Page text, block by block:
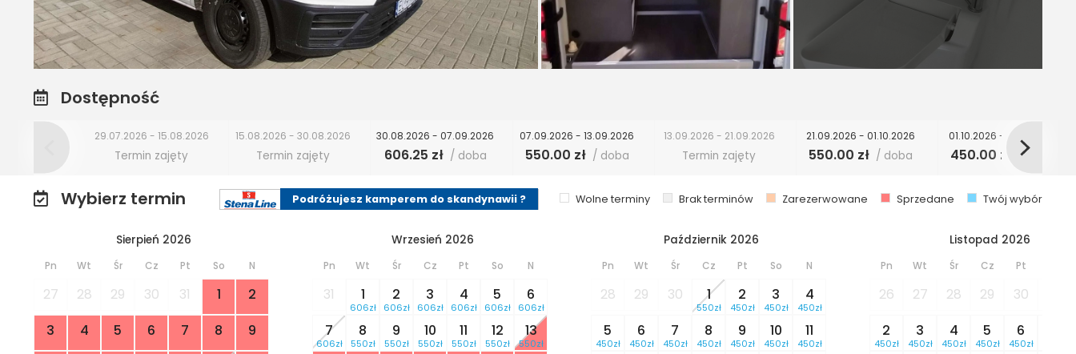
Dostępność
29.07.2026 - 15.08.2026
Termin zajęty
15.08.2026 - 30.08.2026
Termin zajęty
30.08.2026 - 07.09.2026
606.25 zł / doba
07.09.2026 - 13.09.2026
550.00 zł / doba
13.09.2026 - 21.09.2026
Termin zajęty
21.09.2026 - 01.10.2026
550.00 zł / doba
01.10.2026 - 20.12.2026
450.00 zł / doba
Wybierz termin Podróżujesz kamperem do skandynawii ? Wolne terminy Brak terminów Zarezerwowane Sprzedane Twój wybór
Sierpień 2026
Pn Wt Śr Cz Pt So N
27 28 29 30 31 1
2
3
4 5 6 7 8
9
Wrzesień 2026
Pn Wt Śr Cz Pt So N
31 1
606zł
2
606zł
3
606zł
4
606zł
5
606zł
6
606zł
7
606zł
8
550zł
9
550zł
10
550zł
11
550zł
12
550zł
13
550zł
Październik 2026
Pn Wt Śr Cz Pt So N
28 29 30 1
550zł
2
450zł
3
450zł
4
450zł
5
450zł
6
450zł
7
450zł
8
450zł
9
450zł
10
450zł
11
450zł
Listopad 2026
Pn Wt Śr Cz Pt
26 27 28 29 30
2
450zł
3
450zł
4
450zł
5
450zł
6
450zł